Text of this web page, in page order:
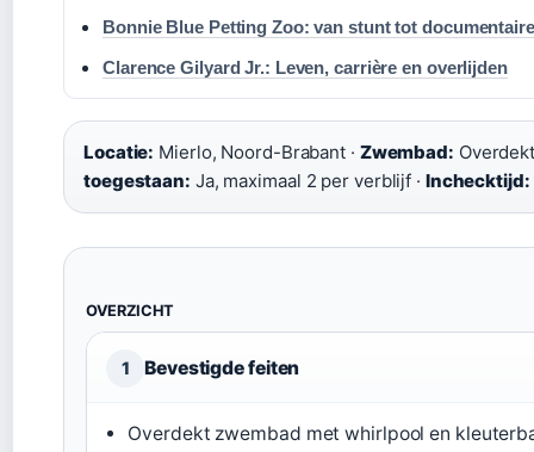
Bonnie Blue Petting Zoo: van stunt tot documentaire
Clarence Gilyard Jr.: Leven, carrière en overlijden
Locatie: Mierlo, Noord-Brabant · Zwembad:
toegestaan: Ja, maximaal 2 per verblijf · Inchecktijd:
OVERZICHT
1 Bevestigde feiten
Overdekt zwembad met whirlpool en